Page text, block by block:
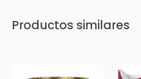
Productos similares